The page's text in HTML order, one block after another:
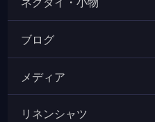
ブログ
メディア
リネンシャツ